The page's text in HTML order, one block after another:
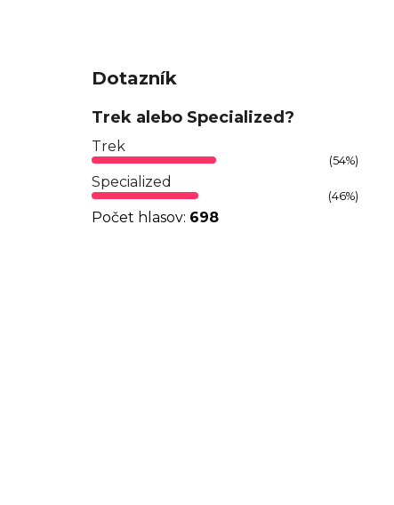
Dotazník
Trek alebo Specialized?
Trek
(54%)
Specialized
(46%)
Počet hlasov: 698